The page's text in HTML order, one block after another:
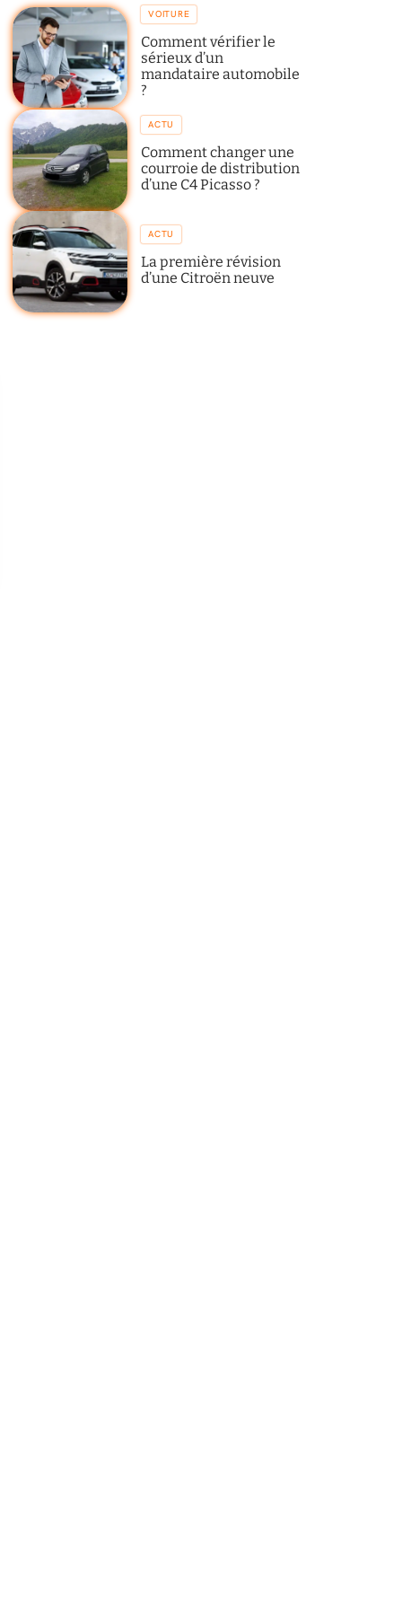
VOITURE
Comment vérifier le
sérieux d’un
mandataire automobile
?
ACTU
Comment changer une
courroie de distribution
d’une C4 Picasso ?
ACTU
La première révision
d’une Citroën neuve